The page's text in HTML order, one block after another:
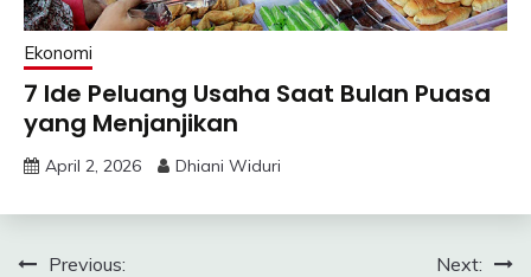
Ekonomi
7 Ide Peluang Usaha Saat Bulan Puasa
yang Menjanjikan
April 2, 2026 Dhiani Widuri
Previous:
Next: